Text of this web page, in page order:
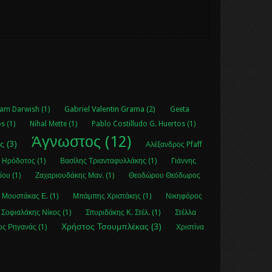
Darwish (1) Gabriel Valentin Grama (2)
Geeta
(1)
Nihal Μette (1) Pablo Costilludo G. Huertos (1)
(3) Άγνωστος (12)
Αλέξανδρος Pfaff
(1)
Βασίλης Τριανταφυλλάκης (1)
Γιάννης
(1)
Ζαχαριουδάκης Μαν. (1) Θεοδώρου Θεόδωρος
Μουστάκας Ε. (1) Μπάμπης Χριστάκης (1)
Νικηφόρος
Σοφιαλάκης Νίκος (1)
Σπυριδάκης Κ. Στέλ. (1)
Στέλλα
Ρηγανάς (1)
Χρήστος Τσουμπλέκας (3) Χριστίνα